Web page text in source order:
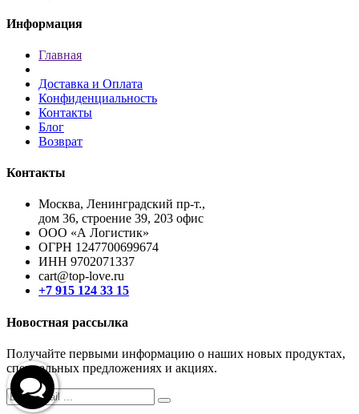
Информация
Главная
Доставка и Оплата
Конфиденциальность
Контакты
Блог
Возврат
Контакты
Москва, Ленинградский пр-т.,
дом 36, строение 39, 203 офис
ООО «А Логистик»
ОГРН 1247700699674
ИНН 9702071337
cart@top-love.ru
+7 915 124 33 15
Новостная рассылка
Получайте первыми информацию о наших новых продуктах,
специальных предложениях и акциях.